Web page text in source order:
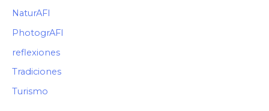
NaturAFI
PhotogrAFI
reflexiones
Tradiciones
Turismo